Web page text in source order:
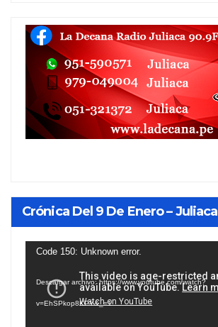
Crónica Del 9 De Enero – Juliaca
Reproductor
vídeo
Code 150: Unknown error.
Descargar archivo: https://www.youtube.com/watch?
v=EhSPkop8KPY&_=1